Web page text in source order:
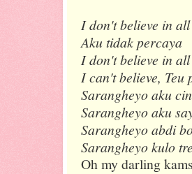
I don't believe in
Aku tidak percaya
I don't believe in
I can't believe, Teu
Sarangheyo aku
Sarangheyo aku
Sarangheyo abdi
Sarangheyo kulo
Oh my darling